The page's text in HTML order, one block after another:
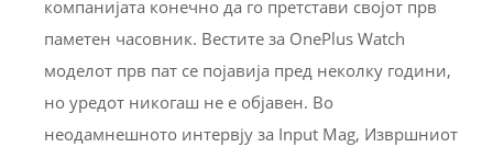
компанијата конечно да го претстави својот прв
паметен часовник. Вестите за OnePlus Watch
моделот прв пат се појавија пред неколку години,
но уредот никогаш не е објавен. Во
неодамнешното интервју за Input Mag, Извршниот